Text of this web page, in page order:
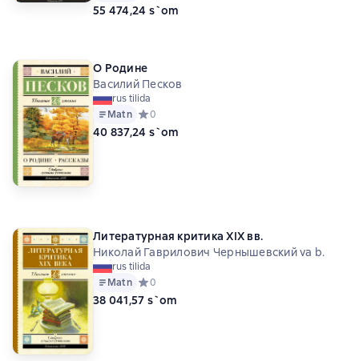
55 474,24 s`om
О Родине
Василий Песков
rus tilida
Matn Средний рейтинг 0 на основе 0 оценок
0
40 837,24 s`om
Литературная критика XIX вв.
Николай Гаврилович Чернышевский va b.
rus tilida
Matn Средний рейтинг 0 на основе 0 оценок
0
38 041,57 s`om